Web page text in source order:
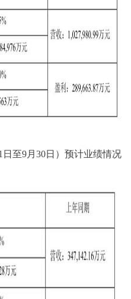
日至9月30日）预计业绩情况